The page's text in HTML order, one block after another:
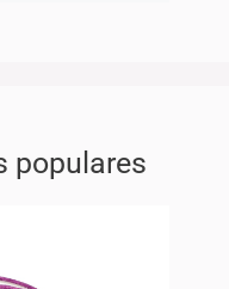
populares